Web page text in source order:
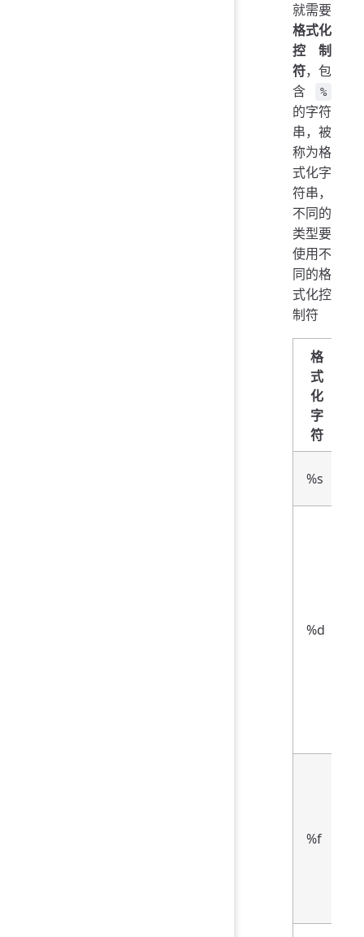
就需要
格式化
控制
符，包
含
%
的字符
串，被
称为格
式化字
符串，
不同的
类型要
使用不
同的格
式化控
制符
格
式
化
字
符
%s
%d
%f